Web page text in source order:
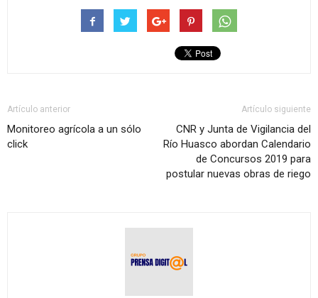
Artículo anterior
Monitoreo agrícola a un sólo
click
Artículo siguiente
CNR y Junta de Vigilancia del
Río Huasco abordan Calendario
de Concursos 2019 para
postular nuevas obras de riego